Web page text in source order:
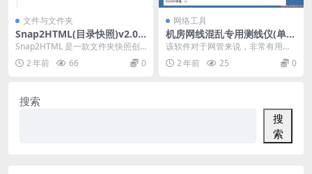
文件与文件夹
Snap2HTML(目录快照)v2.0
汉化单文件版
Snap2HTML 是一款文件夹快照创
建工具，可创建您硬盘上的文件夹
结构“快照”...
2 年前 66 0
网络工具
机房网线混乱专用测线仪(单文
件版)-局域网工具
该软件对于网管来说，非常有用哦
比如出现网络故障的时候，可以用
它来排查故障。看看...
2 年前 25 0
搜索
搜
索